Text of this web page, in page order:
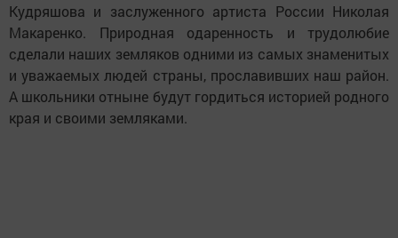
Кудряшова и заслуженного артиста России Николая
Макаренко. Природная одаренность и трудолюбие
сделали наших земляков одними из самых знаменитых
и уважаемых людей страны, прославивших наш район.
А школьники отныне будут гордиться историей родного
края и своими земляками.